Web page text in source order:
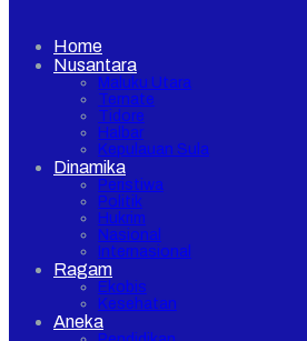
Home
Nusantara
Maluku Utara
Ternate
Tidore
Halbar
Kepulauan Sula
Dinamika
Peristiwa
Politik
Hukrim
Nasional
Internasional
Ragam
Ekobis
Kesehatan
Aneka